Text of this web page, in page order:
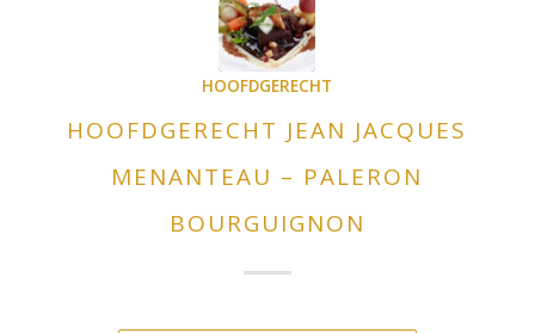
HOOFDGERECHT
HOOFDGERECHT JEAN JACQUES
MENANTEAU – PALERON
BOURGUIGNON